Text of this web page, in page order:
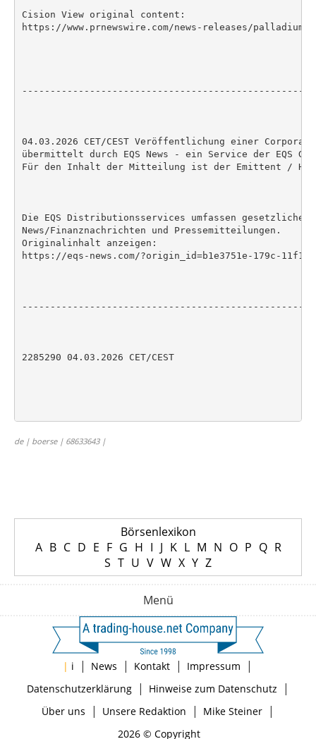
Cision View original content:
https://www.prnewswire.com/news-releases/
04.03.2026 CET/CEST Veröffentlichung einer
übermittelt durch EQS News - ein Service der EQS
Für den Inhalt der Mitteilung ist der Emittent /
Die EQS Distributionsservices umfassen gesetzliche
News/Finanznachrichten und Pressemitteilungen.
Originalinhalt anzeigen:
https://eqs-news.com/?origin_id=b1e3751e-179c-11f1-
2285290 04.03.2026 CET/CEST
de | boerse | 68633643 |
Börsenlexikon
A B C D E F G H I J K L M N O P Q R
S T U V W X Y Z
Menü
| i | News | Kontakt | Impressum |
Datenschutzerklärung| Hinweise zum Datenschutz |
Über uns | Unsere Redaktion | Mike Steiner|
2026 © Copyright